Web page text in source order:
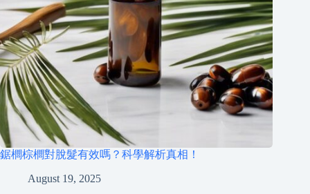
鋸櫚棕櫚對脫髮有效嗎？科學解析真相！
August 19, 2025